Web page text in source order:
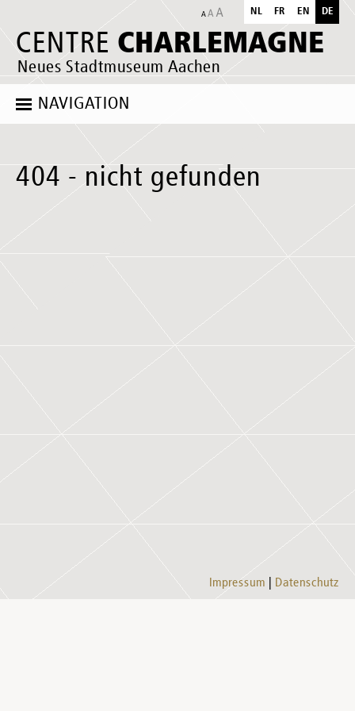
CENTRE CHARLEMAGNE
Neues Stadtmuseum Aachen
NL FR EN DE
NAVIGATION
404 - nicht gefunden
Impressum Datenschutz